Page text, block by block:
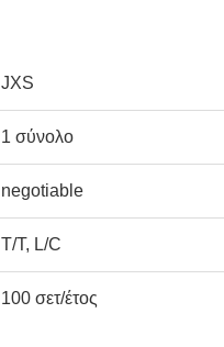
JXS
1 σύνολο
negotiable
T/T, L/C
100 σετ/έτος